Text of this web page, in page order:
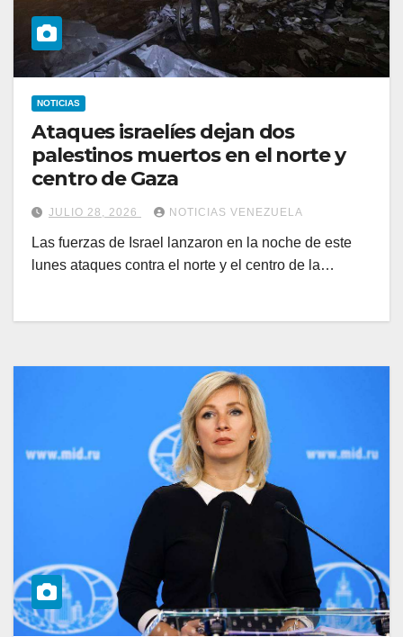
NOTICIAS
Ataques israelíes dejan dos
palestinos muertos en el norte y
centro de Gaza
JULIO 28, 2026 NOTICIAS VENEZUELA
Las fuerzas de Israel lanzaron en la noche de este
lunes ataques contra el norte y el centro de la…